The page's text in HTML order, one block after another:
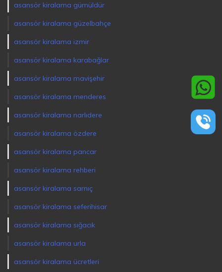
asansör kiralama gümüldür
asansör kiralama güzelbahçe
asansör kiralama izmir
asansör kiralama karabağlar
asansör kiralama mavişehir
asansör kiralama menderes
asansör kiralama narlıdere
asansör kiralama özdere
asansör kiralama pancar
asansör kiralama rehberi
asansör kiralama sarnıç
asansör kiralama seferihisar
asansör kiralama sığacık
asansör kiralama urla
asansör kiralama ücretleri